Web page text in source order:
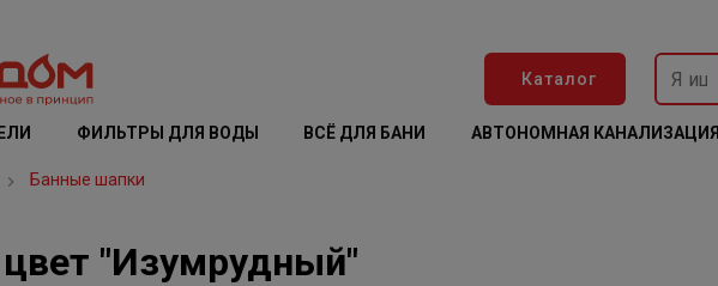
Каталог
ФИЛЬТРЫ ДЛЯ ВОДЫ ВСЁ ДЛЯ БАНИ АВТОНОМНАЯ КАНАЛИЗАЦИЯ
Банные шапки
"Изумрудный"